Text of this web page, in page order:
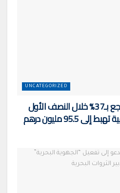
UNCATEGORIZED
مفرغات ميناء آسفي تتراجع بـ37% خلال النصف الأول